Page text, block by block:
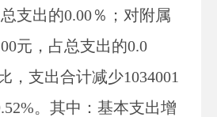
支出的0.00％；对附属
元，占总支出的0.0
，支出合计减少1034001
。其中：基本支出增